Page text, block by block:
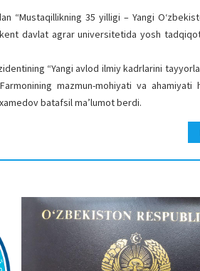
“Mustaqillikning 35 yilligi – Yangi
davlat agrar universitetida yosh
“Yangi avlod ilmiy kadrlarini
mazmun-mohiyati va ahamiyati
batafsil ma’lumot berdi.